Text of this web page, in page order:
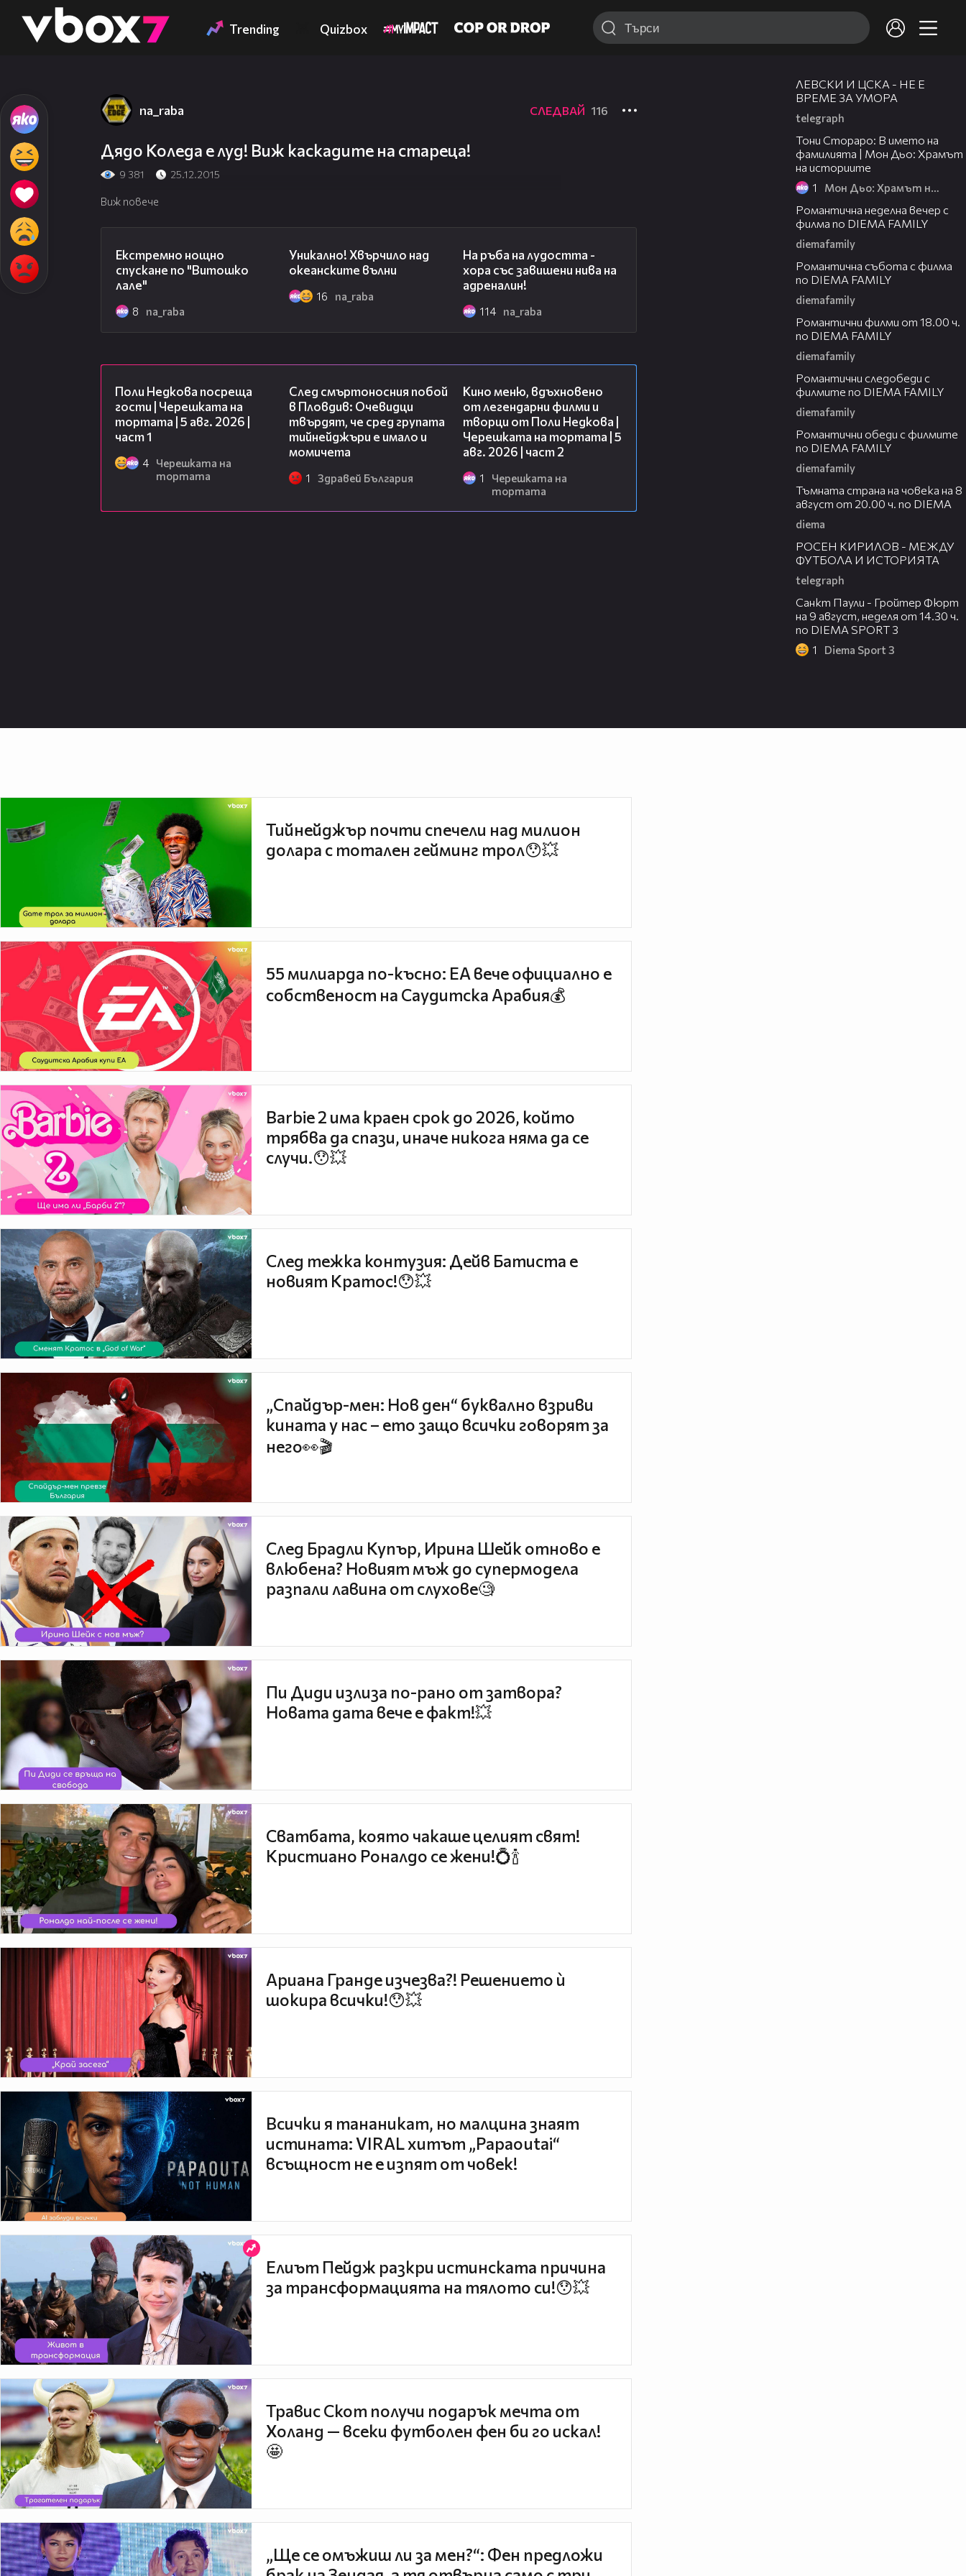
👾 Trending Quizbox
na_raba СЛЕДВАЙ 116
Дядо Коледа е луд! Виж каскадите на стареца!
9 381 25.12.2015
Виж повече
Екстремно нощно
спускане по "Витошко
лале"
8 na_raba
Уникално! Хвърчило над
океанските вълни
16 na_raba
На ръба на лудостта -
хора със завишени нива на
адреналин!
114 na_raba
Поли Недкова посреща
гости | Черешката на
тортата | 5 авг. 2026 |
част 1
4
Черешката на
тортата
След смъртоносния побой
в Пловдив: Очевидци
твърдят, че сред групата
тийнейджъри е имало и
момичета
1 Здравей България
Кино меню, вдъхновено
от легендарни филми и
творци от Поли Недкова |
Черешката на тортата | 5
авг. 2026 | част 2
1
Черешката на
тортата
ЛЕВСКИ И ЦСКА - НЕ Е
ВРЕМЕ ЗА УМОРА
telegraph
Тони Стораро: В името на
фамилията | Мон Дьо: Храмът
на историите
1 Мон Дьо: Храмът на историите
Романтична неделна вечер с
филма по DIEMA FAMILY
diemafamily
Романтична събота с филма
по DIEMA FAMILY
diemafamily
Романтични филми от 18.00 ч.
по DIEMA FAMILY
diemafamily
Романтични следобеди с
филмите по DIEMA FAMILY
diemafamily
Романтични обеди с филмите
по DIEMA FAMILY
diemafamily
Тъмната страна на човека на 8
август от 20.00 ч. по DIEMA
diema
РОСЕН КИРИЛОВ - МЕЖДУ
ФУТБОЛА И ИСТОРИЯТА
telegraph
Санкт Паули - Гройтер Фюрт
на 9 август, неделя от 14.30 ч.
по DIEMA SPORT 3
1 Diema Sport 3
Тийнейджър почти спечели над милион
долара с тотален гейминг трол😯💥
55 милиарда по-късно: EA вече официално е
собственост на Саудитска Арабия💰
Barbie 2 има краен срок до 2026, който
трябва да спази, иначе никога няма да се
случи.😯💥
След тежка контузия: Дейв Батиста е
новият Кратос!😯💥
„Спайдър-мен: Нов ден“ буквално взриви
кината у нас – ето защо всички говорят за
него👀🎬
След Брадли Купър, Ирина Шейк отново е
влюбена? Новият мъж до супермодела
разпали лавина от слухове🧐
Пи Диди излиза по-рано от затвора?
Новата дата вече е факт!💥
Сватбата, която чакаше целият свят!
Кристиано Роналдо се жени!💍🍾
Ариана Гранде изчезва?! Решението ѝ
шокира всички!😯💥
Всички я тананикат, но малцина знаят
истината: VIRAL хитът „Papaoutai“
всъщност не е изпят от човек!
Елиът Пейдж разкри истинската причина
за трансформацията на тялото си!😯💥
Травис Скот получи подарък мечта от
Холанд — всеки футболен фен би го искал!
🤩
„Ще се омъжиш ли за мен?“: Фен предложи